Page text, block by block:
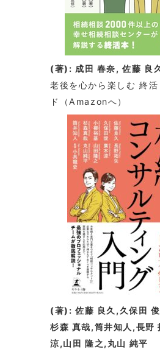
(著): 成田 春奈, 佐藤 良
老後を心から楽しむ 終活
ド
（Amazonへ）
(著): 佐藤 良久,久保田
杉森 真哉,筒井知人,長野
涼,山田 隆之,丸山 純平